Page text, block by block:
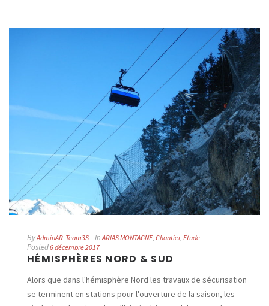
ByAdminAR-Team3S In ARIAS MONTAGNE, Chantier, Etude
Posted6 décembre 2017
HÉMISPHÈRES NORD & SUD
Alors que dans l'hémisphère Nord les travaux de sécurisation
se terminent en stations pour l'ouverture de la saison, les